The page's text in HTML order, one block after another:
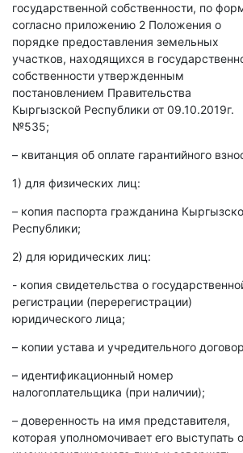
государственной собственности, по
согласно приложению 2 Положения о
порядке предоставления земельных
участков, находящихся в
собственности утвержденным
постановлением Правительства
Кыргызской Республики от 09.10.2019г.
№535;
– квитанция об оплате гарантийного
1) для физических лиц:
– копия паспорта гражданина
Республики;
2) для юридических лиц:
- копия свидетельства о
регистрации (перерегистрации)
юридического лица;
– копии устава и учредительного
– идентификационный номер
налогоплательщика (при наличии);
– доверенность на имя представителя,
которая уполномочивает его выступать